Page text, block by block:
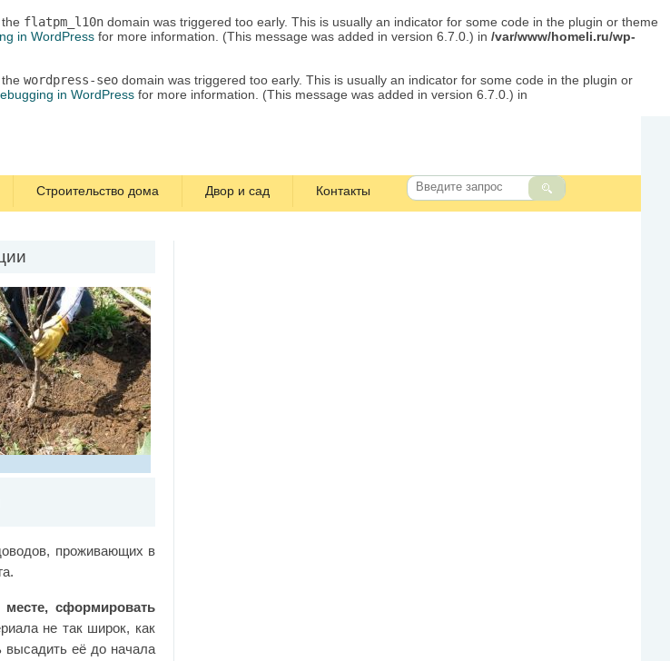
flatpm_l10n domain was triggered too early. This is usually an indicator for some code in the plugin or theme
in WordPress for more information. (This message was added in version 6.7.0.) in /var/www/homeli.ru/wp-
wordpress-seo domain was triggered too early. This is usually an indicator for some code in the plugin or
in WordPress for more information. (This message was added in version 6.7.0.) in
Строительство дома Двор и сад Контакты
проживающих в
сформировать
не так широк, как
высадить её до начала